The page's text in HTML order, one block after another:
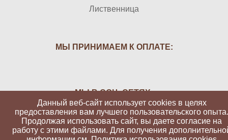
Лиственница
МЫ ПРИНИМАЕМ К ОПЛАТЕ:
МЫ В СОЦ. СЕТЯХ:
Данный веб-сайт использует cookies в целях
предоставления вам лучшего пользовательского опыта.
Продолжая использовать сайт, вы даете согласие на
работу с этими файлами. Для получения